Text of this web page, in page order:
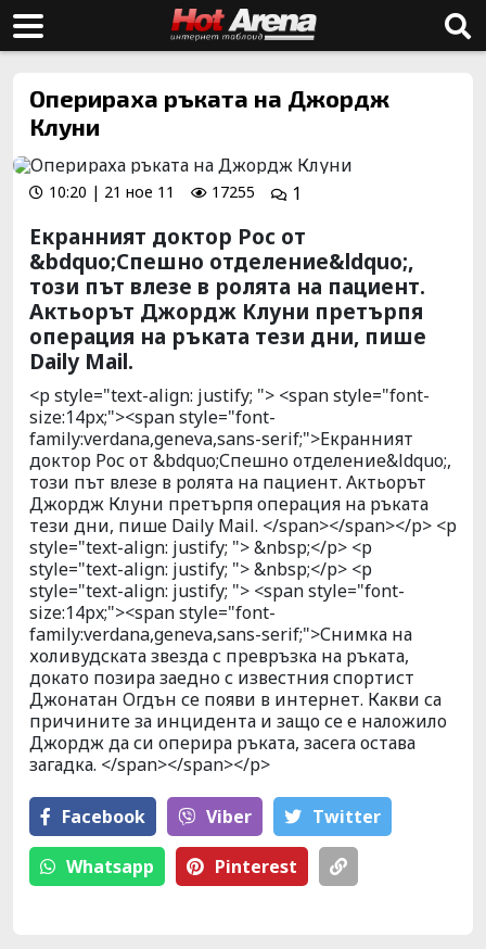
Оперираха ръката на Джордж
Клуни
10:20 | 21 ное 11 17255 1
Екранният доктор Рос от
&bdquo;Спешно отделение&ldquo;,
този път влезе в ролята на пациент.
Актьорът Джордж Клуни претърпя
операция на ръката тези дни, пише
Daily Mail.
<p style="text-align: justify; "> <span style="font-
size:14px;"><span style="font-
family:verdana,geneva,sans-serif;">Екранният
доктор Рос от &bdquo;Спешно отделение&ldquo;,
този път влезе в ролята на пациент. Актьорът
Джордж Клуни претърпя операция на ръката
тези дни, пише Daily Mail. </span></span></p> <p
style="text-align: justify; "> &nbsp;</p> <p
style="text-align: justify; "> &nbsp;</p> <p
style="text-align: justify; "> <span style="font-
size:14px;"><span style="font-
family:verdana,geneva,sans-serif;">Снимка на
холивудската звезда с превръзка на ръката,
докато позира заедно с известния спортист
Джонатан Огдън се появи в интернет. Какви са
причините за инцидента и защо се е наложило
Джордж да си оперира ръката, засега остава
загадка. </span></span></p>
Facebook Viber Тwitter
Whatsapp Pinterest